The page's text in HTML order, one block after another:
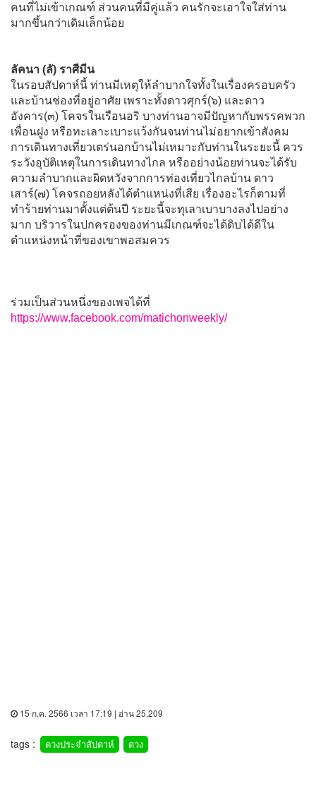
คนที่ไม่เข้าเกณฑ์ ส่วนคนที่มีคู่แล้ว คนรักจะเอาใจใส่ท่าน
มากขึ้นกว่าเดิมเล็กน้อย
ลัคนา (ลั) ราศีมีน
ในรอบสัปดาห์นี้ ท่านมีเหตุให้ลำบากใจทั้งในเรื่องครอบครัว
และบ้านช่องที่อยู่อาศัย เพราะทั้งดาวศุกร์(๖) และดาว
อังคาร(๓) โคจรในเรือนอริ บางท่านอาจมีปัญหากับพรรคพวก
เพื่อนฝูง หรือทะเลาะเบาะแว้งกันจนท่านไม่อยากเข้าสังคม
การเดินทางเที่ยวเตร่นอกบ้านไม่เหมาะกับท่านในระยะนี้ ควร
ระวังอุบัติเหตุในการเดินทางไกล หรืออย่างน้อยท่านจะได้รับ
ความลำบากและผิดหวังจากการท่องเที่ยวไกลบ้าน ดาว
เสาร์(๗) โคจรถอยหลังได้ตำแหน่งที่เสีย เรื่องอะไรก็ตามที่
ทำร้ายท่านมาตั้งแต่ต้นปี ระยะนี้จะทุเลาเบาบางลงไปอย่าง
มาก บริวารในปกครองของท่านมีเกณฑ์จะได้ดิบได้ดีใน
ตำแหน่งหน้าที่ของเขาพอสมควร
ร่วมเป็นส่วนหนึ่งของเพจได้ที่
https://www.facebook.com/matichonweekly/
15 ก.ค. 2566 เวลา 17:19 | อ่าน 25,209
tags : ดวงประจำสัปดาห์ ดวง